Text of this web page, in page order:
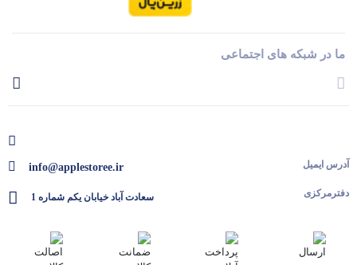
ما در شبکه های اجتماعی
آدرس ایمیل
دفترمرکزی
info@applestoree.ir
سعادت آباد خیابان یکم شماره 1